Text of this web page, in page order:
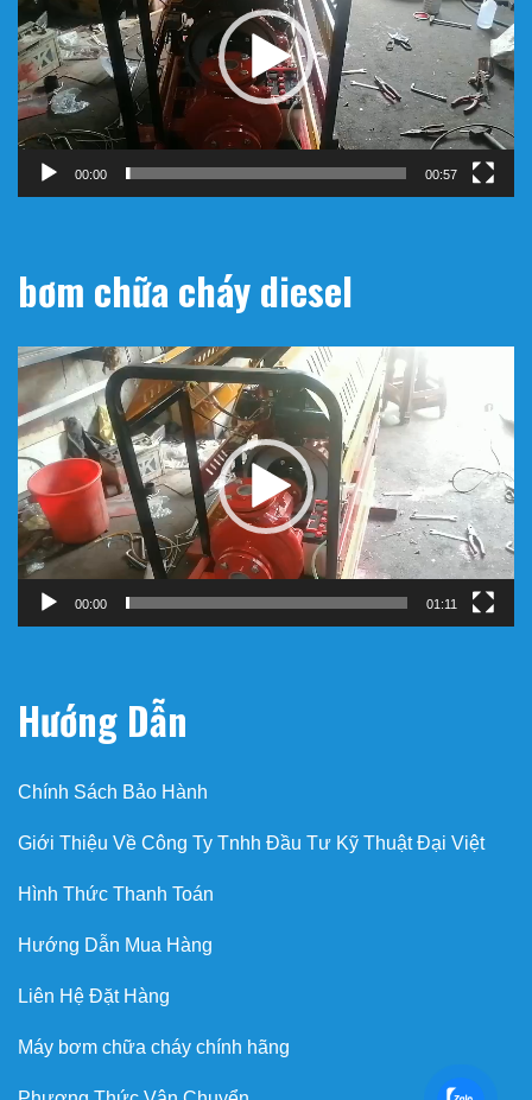
00:00 00:57
bơm chữa cháy diesel
Trình
chơi
Video
00:00 01:11
Hướng Dẫn
Chính Sách Bảo Hành
Giới Thiệu Về Công Ty Tnhh Đầu Tư Kỹ Thuật Đại Việt
Hình Thức Thanh Toán
Hướng Dẫn Mua Hàng
Liên Hệ Đặt Hàng
Máy bơm chữa cháy chính hãng